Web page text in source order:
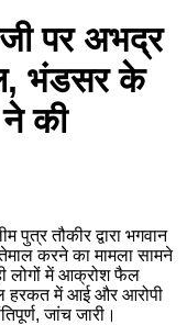
पर अभद्र
भंडसर के
की
तौकीर द्वारा भगवान
करने का मामला सामने
लोगों में आक्रोश फैल
हरकत में आई और आरोपी
जांच जारी।